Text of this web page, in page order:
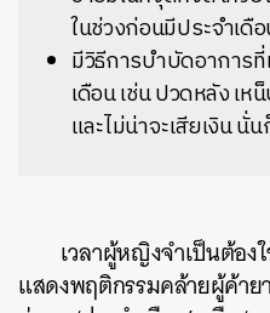
ในช่วงก่อนมีประจำเ
มีวิธีการบำบัดอาการ
เดือน เช่น ปวดหลัง เห
และไม่น่าจะเสียเงิน
เวลาผู้หญิงจำเป็นต้อ
แสดงพฤติกรรมคล้ายผู้ค้า